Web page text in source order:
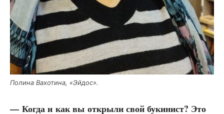
Поли­на Вах­о­ти­на, «Эйдос».
— Когда и как вы откры­ли свой буки­нист? Это